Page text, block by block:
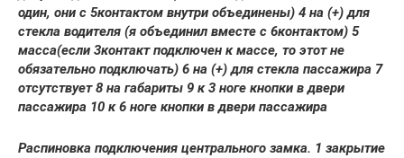
один, они с 5контактом внутри объединены) 4 на (+) для
стекла водителя (я объединил вместе с 6контактом) 5
масса(если 3контакт подключен к массе, то этот не
обязательно подключать) 6 на (+) для стекла пассажира 7
отсутствует 8 на габариты 9 к 3 ноге кнопки в двери
пассажира 10 к 6 ноге кнопки в двери пассажира
Распиновка подключения центрального замка. 1 закрытие